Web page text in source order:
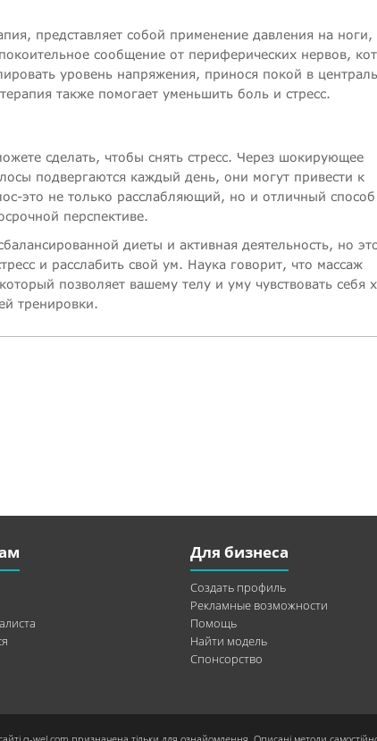
представляет собой применение давления на ноги,
сообщение от периферических нервов,
уровень напряжения, принося покой в
также помогает уменьшить боль и стресс.
сделать, чтобы снять стресс. Через шокирующее
подвергаются каждый день, они могут привести к
это не только расслабляющий, но и отличный способ
перспективе.
диеты и активная деятельность, но
и расслабить свой ум. Наука говорит, что массаж
позволяет вашему телу и уму чувствовать себя
тренировки.
Для бизнеса
Создать профиль
Рекламные возможности
Помощь
Найти модель
Спонсорство